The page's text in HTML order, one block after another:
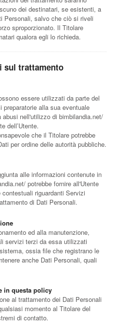
dei destinatari, se esistenti, a
Personali, salvo che ciò si riveli
sproporzionato. Il Titolare
qualora egli lo richieda.
sul trattamento
essere utilizzati da parte del
alla sua eventuale
nell'utilizzo di bimbilandia.net/
dell’Utente.
che il Titolare potrebbe
per ordine delle autorità pubbliche.
alle informazioni contenute in
potrebbe fornire all'Utente
riguardanti Servizi
di Dati Personali.
ed alla manutenzione,
servizi terzi da essa utilizzati
ossia file che registrano le
anche Dati Personali, quali
in questa policy
al trattamento dei Dati Personali
momento al Titolare del
di contatto.